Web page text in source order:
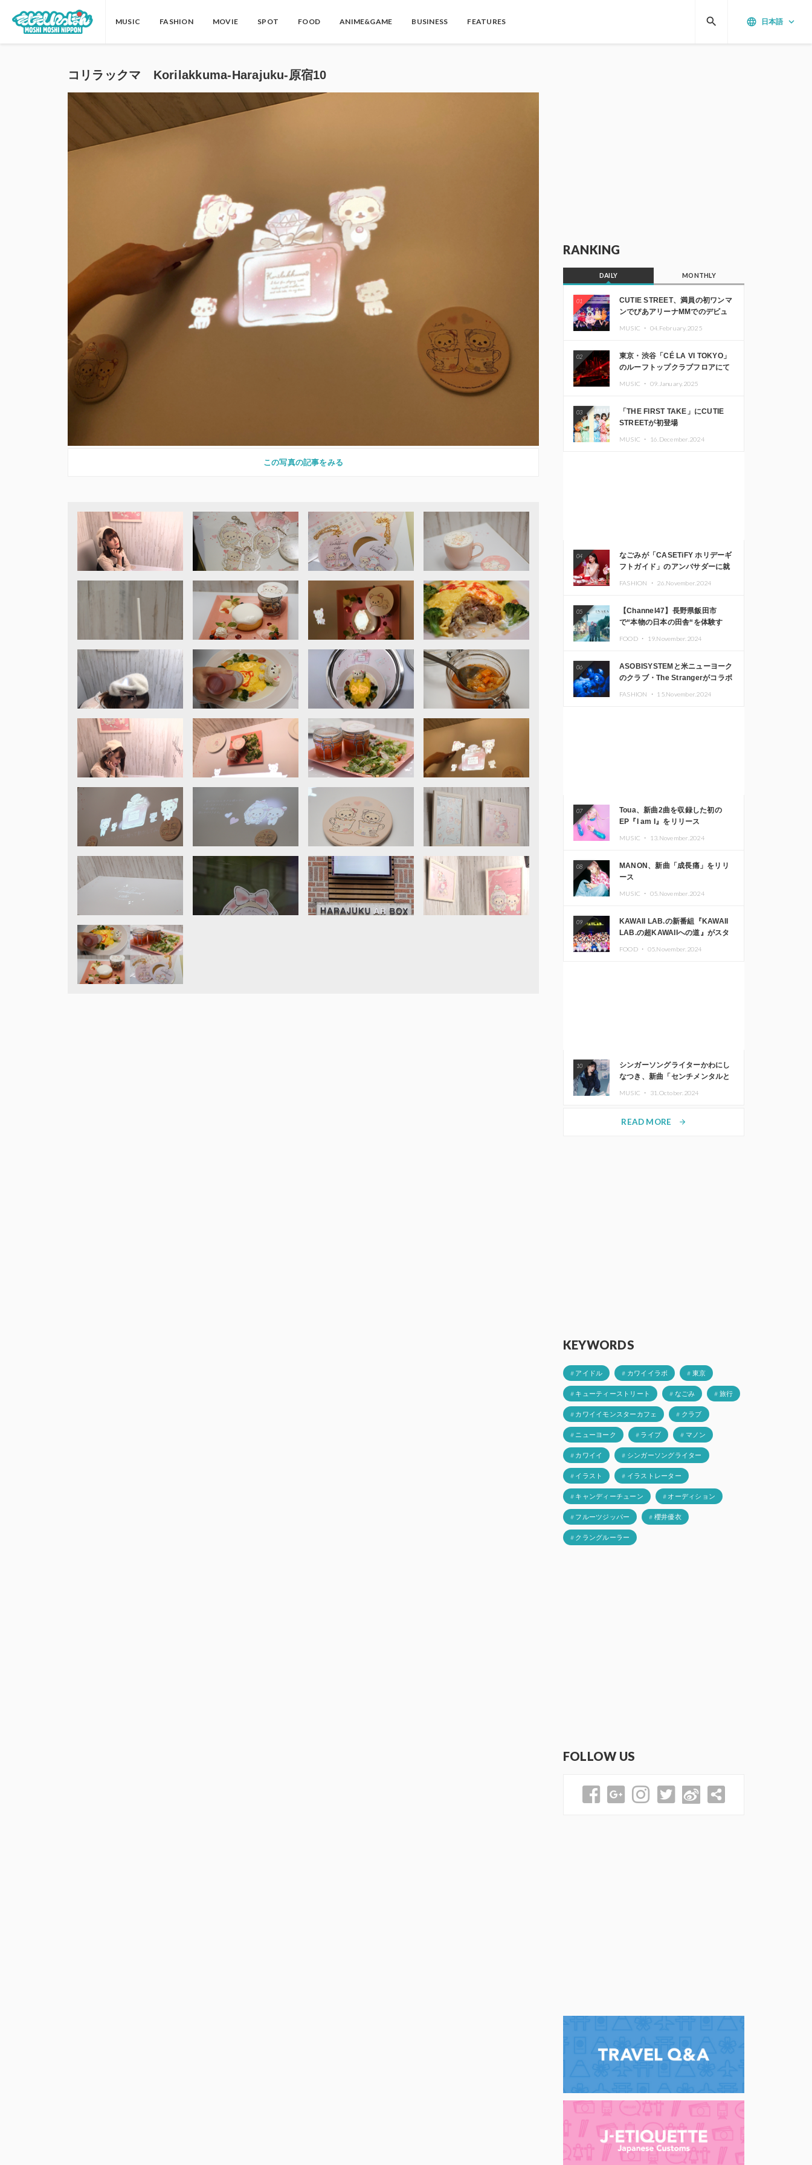
MUSIC FASHION MOVIE SPOT FOOD ANIME&GAME BUSINESS FEATURES language 日本語 keyboard_arrow_down
search
コリラックマ Korilakkuma-Harajuku-原宿10
この写真の記事をみる
RANKING
DAILY MONTHLY
01
CUTIE STREET、満員の初ワンマ
ンでぴあアリーナMMでのデビュ
MUSIC ・ 04.February.2025
02
東京・渋谷「CÉ LA VI TOKYO」
のルーフトップクラブフロアにて
Kza（FORCE OF NATURE）ら日
本を代表するDJ・クリエイターが
出演
MUSIC ・ 09.January.2025
03
「THE FIRST TAKE」にCUTIE
STREETが初登場
MUSIC ・ 16.December.2024
04
なごみが「CASETiFY ホリデーギ
フトガイド」のアンバサダーに就
FASHION ・ 26.November.2024
05
【Channel47】長野県飯田市
で“本物の日本の田舎“を体験す
FOOD ・ 19.November.2024
06
ASOBISYSTEMと米ニューヨーク
のクラブ・The Strangerがコラボ
FASHION ・ 15.November.2024
07
Toua、新曲2曲を収録した初の
EP『I am I』をリリース
MUSIC ・ 13.November.2024
08
MANON、新曲「成長痛」をリリ
ース
MUSIC ・ 05.November.2024
09
KAWAII LAB.の新番組『KAWAII
LAB.の超KAWAIIへの道』がスタ
FOOD ・ 05.November.2024
10
シンガーソングライターかわにし
なつき、新曲「センチメンタルと
MUSIC ・ 31.October.2024
READ MORE arrow_forward
KEYWORDS
# アイドル # カワイイラボ # 東京
# キューティーストリート # なごみ # 旅行
# カワイイモンスターカフェ # クラブ
# ニューヨーク # ライブ # マノン
# カワイイ # シンガーソングライター
# イラスト # イラストレーター
# キャンディーチューン # オーディション
# フルーツジッパー # 櫻井優衣
# クラングルーラー
FOLLOW US